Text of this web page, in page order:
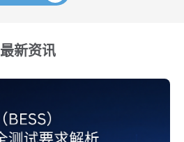
最新资讯